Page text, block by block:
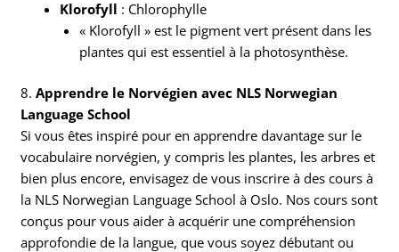
Klorofyll : Chlorophylle
« Klorofyll » est le pigment vert présent dans les
plantes qui est essentiel à la photosynthèse.
8.Apprendre le Norvégien avec NLS Norwegian
Language School
Si vous êtes inspiré pour en apprendre davantage sur le
vocabulaire norvégien, y compris les plantes, les arbres et
bien plus encore, envisagez de vous inscrire à des cours à
la NLS Norwegian Language School à Oslo. Nos cours sont
conçus pour vous aider à acquérir une compréhension
approfondie de la langue, que vous soyez débutant ou